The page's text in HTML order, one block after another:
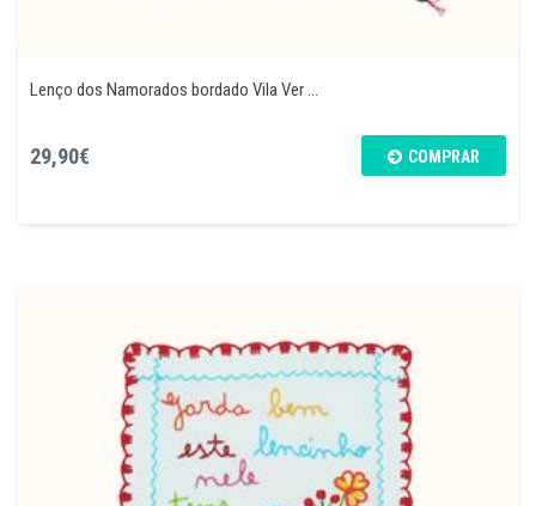
Lenço dos Namorados bordado Vila Ver ...
29,90€ COMPRAR